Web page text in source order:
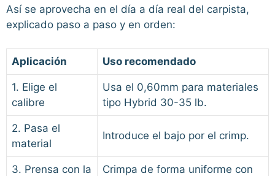
Así se aprovecha en el día a día real del carpista,
explicado paso a paso y en orden:
Aplicación Uso recomendado
1. Elige el
calibre
Usa el 0,60mm para materiales
tipo Hybrid 30-35 lb.
2. Pasa el
material
Introduce el bajo por el crimp.
3. Prensa con la
Crimpa de forma uniforme con